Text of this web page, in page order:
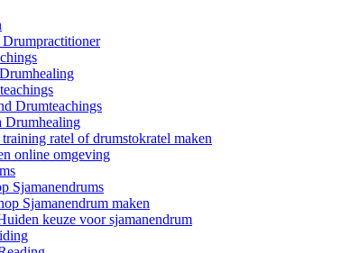
Drumteachings
Drumhealing
ratel of drumstokratel maken
online omgeving
Sjamanendrums
Sjamanendrum maken
keuze voor sjamanendrum